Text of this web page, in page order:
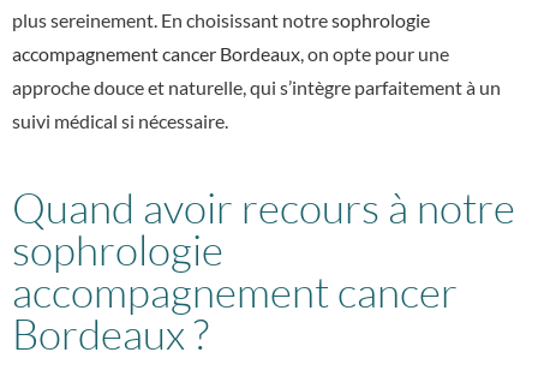
plus sereinement. En choisissant notresophrologie
accompagnement cancer Bordeaux, on opte pour une
approche douce et naturelle, qui s’intègre parfaitement à un
suivi médical si nécessaire.
Quand avoir recours à notre
sophrologie
accompagnement cancer
Bordeaux ?